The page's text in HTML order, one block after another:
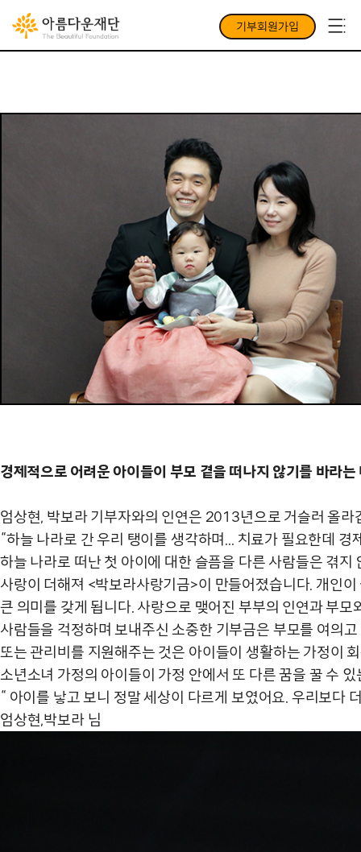
기부회원가입
경제적으로 어려운 아이들이 부모 곁을 떠나지 않기를 바라는
엄상현, 박보라 기부자와의 인연은 2013년으로 거슬러 올
“하늘 나라로 간 우리 탱이를 생각하며... 치료가 필요한데
하늘 나라로 떠난 첫 아이에 대한 슬픔을 다른 사람들은 겪
사랑이 더해져 <박보라사랑기금>이 만들어졌습니다. 개인
큰 의미를 갖게 됩니다. 사랑으로 맺어진 부부의 인연과 부
사람들을 걱정하며 보내주신 소중한 기부금은 부모를 여의
또는 관리비를 지원해주는 것은 아이들이 생활하는 가정이
소년소녀 가정의 아이들이 가정 안에서 또 다른 꿈을 꿀 수
“ 아이를 낳고 보니 정말 세상이 다르게 보였어요. 우리보다
엄상현,박보라 님